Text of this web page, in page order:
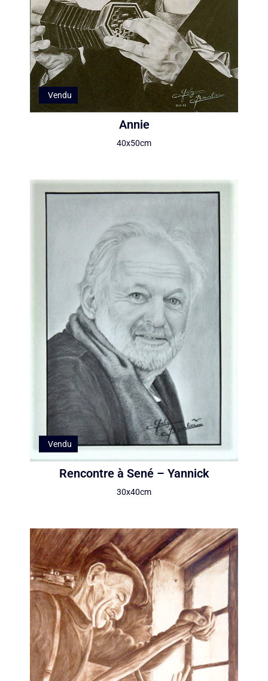
Vendu
Annie
40x50cm
Vendu
Rencontre à Sené – Yannick
30x40cm